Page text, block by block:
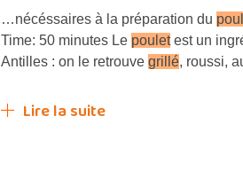
…nécéssaires à la préparation du
Time: 50 minutes Le pouletest un
Antilles : on le retrouve grillé, roussi,
Lire la suite